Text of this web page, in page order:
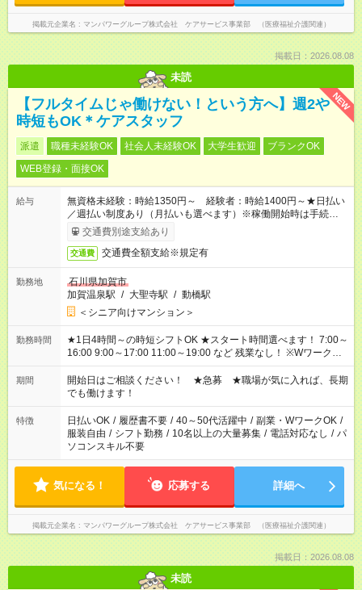
掲載元企業名 マンパワーグループ株式会社 ケアサービス事業部 （医療福祉介護関連）
掲載日：2026.08.08
未読
NEW
【フルタイムじゃ働けない！という方へ】週2や
時短もOK＊ケアスタッフ
派遣 職種未経験OK 社会人未経験OK 大学生歓迎
ブランクOK
WEB登録・面接OK
給与
無資格未経験：時給1350円～ 経験者：時給1400円～★日払い
／週払い制度あり（月払いも選べます）※稼働開始時は手続き完
了次第のお支払いとなります。
交通費別途支給あり
交通費 交通費全額支給※規定有
勤務地
石川県加賀市
加賀温泉駅 / 大聖寺駅 / 動橋駅
＜シニア向けマンション＞
勤務時間
★1日4時間～の時短シフトOK ★スタート時間選べます！ 7:00～
16:00 9:00～17:00 11:00～19:00 など 残業なし！ ※Wワークの
場合、他のお仕事と合わせ週40時間超の就業はご案内できませ
ん ※法令に基づき、週20時間以上勤務は社会保険への加入対象
となります ※労働者派遣法（日雇い派遣の原則禁止）により、
短時間・短期間の就業はご案内が難しい場合があります
期間
開始日はご相談ください！ ★急募 ★職場が気に入れば、長期
でも働けます！
特徴 日払いOK / 履歴書不要 / 40～50代活躍中 / 副業・WワークOK /
服装自由 / シフト勤務 / 10名以上の大量募集 / 電話対応なし / パ
ソコンスキル不要
気になる！ 応募する 詳細へ
掲載元企業名 マンパワーグループ株式会社 ケアサービス事業部 （医療福祉介護関連）
掲載日：2026.08.08
未読